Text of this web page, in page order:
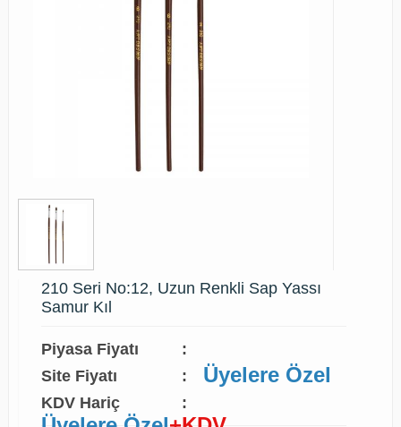
210 Seri No:12, Uzun Renkli Sap Yassı
Samur Kıl
Piyasa Fiyatı
:
Site Fiyatı
: Üyelere Özel
KDV Hariç :